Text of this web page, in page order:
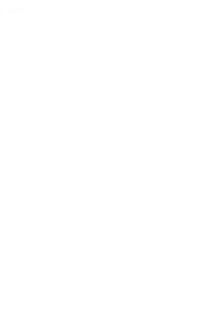
ấm áp, gần gũi, dễ phối hợp với
– khi sắt trong nước ngầm thấm
hồng, tạo cảm giác ấm cúng cho
nâu đỏ tạo nên sự tương phản